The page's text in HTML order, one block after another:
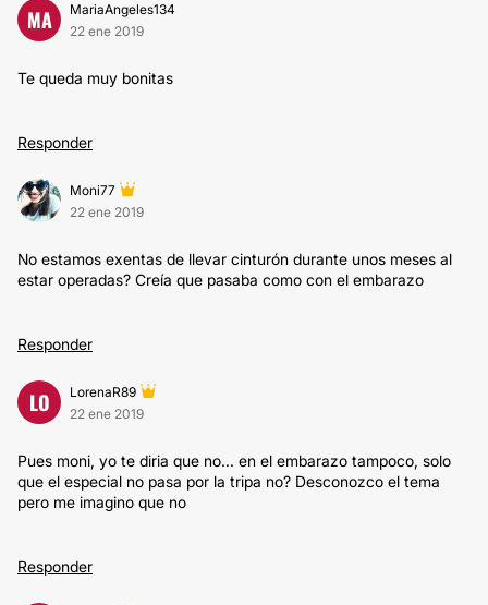
MA
MariaAngeles134
22 ene 2019
Te queda muy bonitas
Responder
Moni77
22 ene 2019
No estamos exentas de llevar cinturón durante unos meses al
estar operadas? Creía que pasaba como con el embarazo
Responder
LO
LorenaR89
22 ene 2019
Pues moni, yo te diria que no... en el embarazo tampoco, solo
que el especial no pasa por la tripa no? Desconozco el tema
pero me imagino que no
Responder